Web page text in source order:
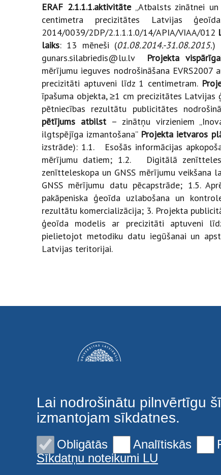
ERAF 2.1.1.1.aktivitāte„Atbalsts zinātnei un
centimetra precizitātes Latvijas
2014/0039/2DP/2.1.1.1.0/14/APIA/VIAA/012
laiks: 13 mēneši (01.08.2014.-31.08.2015.)
gunars.silabriedis@lu.lv Projekta
mērījumu ieguves nodrošināšana
precizitāti aptuveni līdz 1 centimetram.
īpašuma objekta, ≥1 cm precizitātes Latvijas
pētniecības rezultātu publicitātes
pētījums atbilst – zinātņu virzieniem
ilgtspējīga izmantošana” Projekta ietvaros
izstrāde): 1.1. Esošās informācijas
mērījumu datiem; 1.2. Digitālā
zenītteleskopa un GNSS mērījumu
GNSS mērījumu datu pēcapstrāde; 1.5.
pakāpeniska ģeoīda uzlabošana un
rezultātu komercializācija; 3. Projekta
ģeoīda modelis ar precizitāti aptuveni
pielietojot metodiku datu iegūšanai un
Latvijas teritorijai.
© 2026 Latvijas Universitāte. Visas tiesības aizsargātas
Lai nodrošinātu pilnvērtīgu
izmantojam sīkdatnes.
Obligātās Analītiskās
Sīkdatņu noteikumi LU